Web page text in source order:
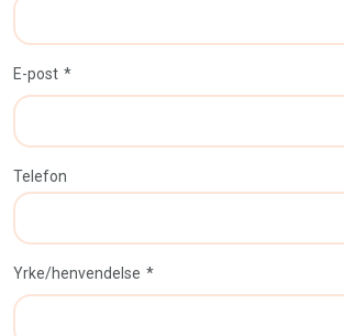
E-post
Telefon
Yrke/henvendelse